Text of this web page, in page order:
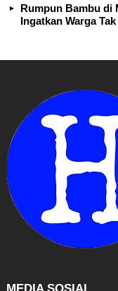
Rumpun Bambu di
Ingatkan Warga